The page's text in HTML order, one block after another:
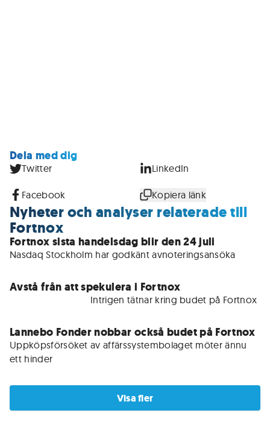
Dela med dig
Twitter LinkedIn
Facebook Kopiera länk
Nyheter och analyser relaterade till
Fortnox
Fortnox sista handelsdag blir den 24 juli
Nasdaq Stockholm har godkänt avnoteringsansöka
Avstå från att spekulera i Fortnox
Intrigen tätnar kring budet på Fortnox
Lannebo Fonder nobbar också budet på Fortnox
Uppköpsförsöket av affärssystembolaget möter ännu
ett hinder
Visa fler